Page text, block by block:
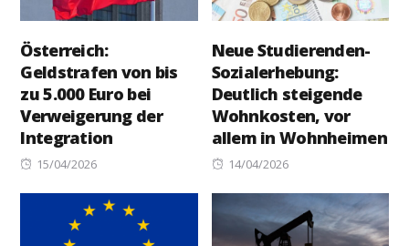
Österreich:
Geldstrafen von bis
zu 5.000 Euro bei
Verweigerung der
Integration
Posted
15/04/2026
Neue Studierenden-
Sozialerhebung:
Deutlich steigende
Wohnkosten, vor
allem in Wohnheimen
Posted
14/04/2026